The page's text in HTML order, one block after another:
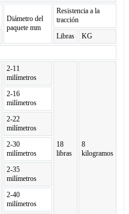
Diámetro del
paquete mm
Resistencia a la
tracción
Libras
KG
2-11
milímetros
18
libras
8
kilogramos
2-16
milímetros
2-22
milímetros
2-30
milímetros
2-35
milímetros
2-40
milímetros